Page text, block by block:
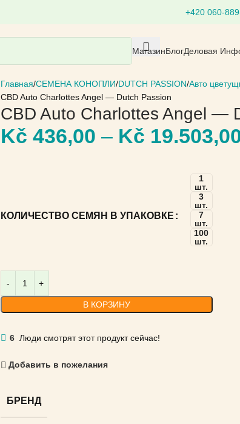
+420 060-
МагазинБлогДеловая
Главная СЕМЕНА КОНОПЛИ DUTCH PASSION Авто
CBD Auto Charlottes Angel — Dutch Passion
CBD Auto Charlottes Angel —
Kč 436,00 – Kč
КОЛИЧЕСТВО СЕМЯН В УПАКОВКЕ
1
шт.
3
шт.
7
шт.
100
шт.
В КОРЗИНУ
6 Люди смотрят этот продукт сейчас!
Добавить в пожелания
БРЕНД